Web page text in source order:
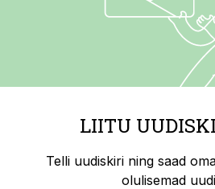
LIITU
Telli uudiskiri ning saad
olulisemad